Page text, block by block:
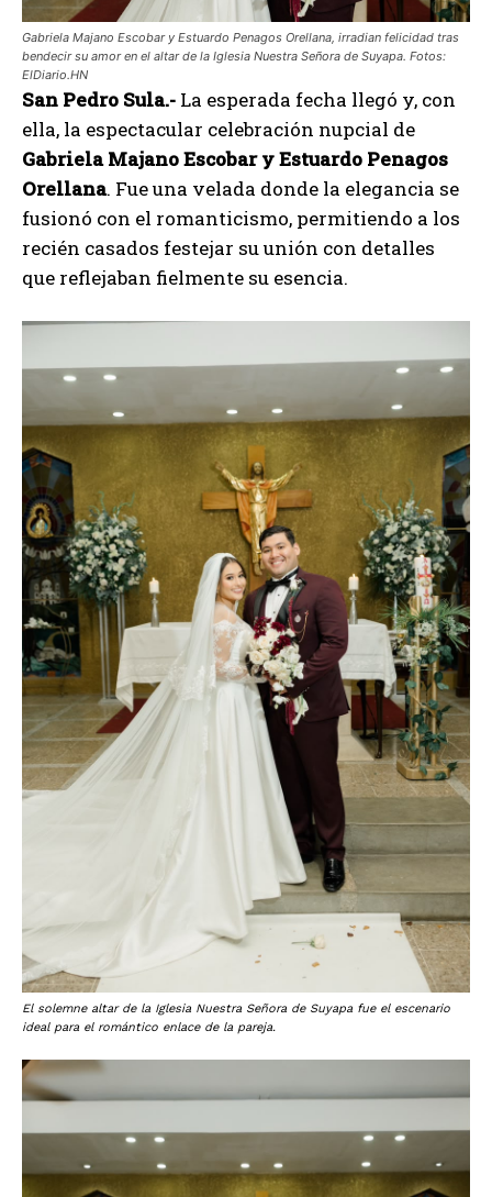
Gabriela Majano Escobar y Estuardo Penagos Orellana, irradian felicidad tras
bendecir su amor en el altar de la Iglesia Nuestra Señora de Suyapa. Fotos:
ElDiario.HN
San Pedro Sula.- La esperada fecha llegó y, con
ella, la espectacular celebración nupcial de
Gabriela Majano Escobar y Estuardo Penagos
Orellana. Fue una velada donde la elegancia se
fusionó con el romanticismo, permitiendo a los
recién casados festejar su unión con detalles
que reflejaban fielmente su esencia.
El solemne altar de la Iglesia Nuestra Señora de Suyapa fue el escenario
ideal para el romántico enlace de la pareja.